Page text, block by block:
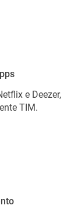
e Deezer,
TIM.